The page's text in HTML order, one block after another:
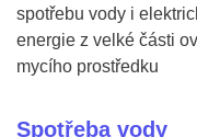
spotřebu vody i
energie z velké části
mycího prostředku
Spotřeba vody